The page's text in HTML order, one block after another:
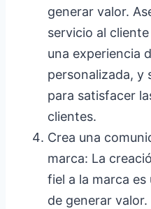
generar valor.
servicio al
una experiencia
personalizada, y
para satisfacer
clientes.
Crea una
marca: La
fiel a la marca
de generar valor.